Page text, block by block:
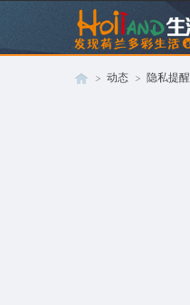
动态 隐私提醒